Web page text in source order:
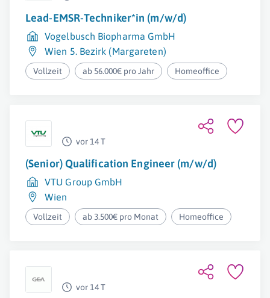
Lead-EMSR-Techniker*in (m/w/d)
Vogelbusch Biopharma GmbH
Wien 5. Bezirk (Margareten)
Vollzeit ab 56.000€ pro Jahr Homeoffice
vor 14 T
(Senior) Qualification Engineer (m/w/d)
VTU Group GmbH
Wien
Vollzeit ab 3.500€ pro Monat Homeoffice
vor 14 T